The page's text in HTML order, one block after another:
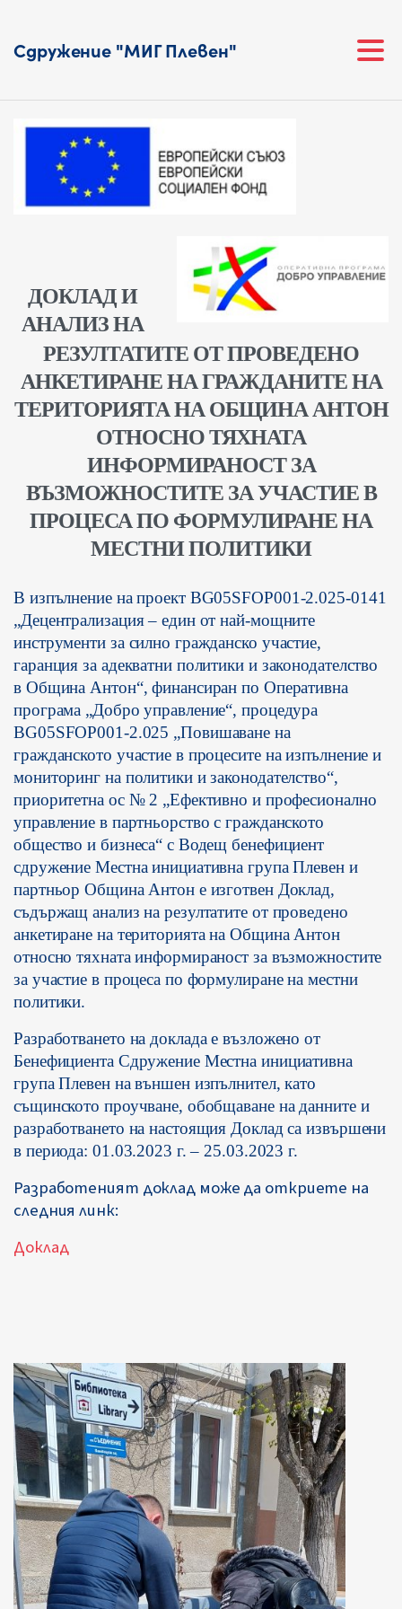
Сдружение "МИГ Плевен"
ДОКЛАД И
АНАЛИЗ НА
РЕЗУЛТАТИТЕ ОТ ПРОВЕДЕНО
АНКЕТИРАНЕ НА ГРАЖДАНИТЕ НА
ТЕРИТОРИЯТА НА ОБЩИНА АНТОН
ОТНОСНО ТЯХНАТА
ИНФОРМИРАНОСТ ЗА
ВЪЗМОЖНОСТИТЕ ЗА УЧАСТИЕ В
ПРОЦЕСА ПО ФОРМУЛИРАНЕ НА
МЕСТНИ ПОЛИТИКИ
В изпълнение на проект BG05SFOP001-2.025-0141
„Децентрализация – един от най-мощните
инструменти за силно гражданско участие,
гаранция за адекватни политики и законодателство
в Община Антон“, финансиран по Оперативна
програма „Добро управление“, процедура
BG05SFOP001-2.025 „Повишаване на
гражданското участие в процесите на изпълнение и
мониторинг на политики и законодателство“,
приоритетна ос № 2 „Ефективно и професионално
управление в партньорство с гражданското
общество и бизнеса“ с Водещ бенефициент
сдружение Местна инициативна група Плевен и
партньор Община Антон е изготвен Доклад,
съдържащ анализ на резултатите от проведено
анкетиране на територията на Община Антон
относно тяхната информираност за възможностите
за участие в процеса по формулиране на местни
политики.
Разработването на доклада е възложено от
Бенефициента Сдружение Местна инициативна
група Плевен на външен изпълнител, като
същинското проучване, обобщаване на данните и
разработването на настоящия Доклад са извършени
в периода: 01.03.2023 г. – 25.03.2023 г.
Разработеният доклад може да откриете на
следния линк:
Доклад